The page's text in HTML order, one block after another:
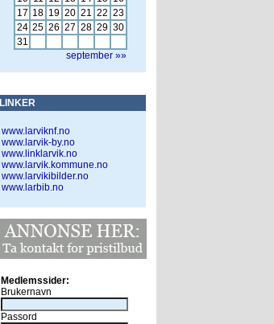
17 18 19 20 21 22 23
24 25 26 27 28 29 30
31
september »»
LINKER
www.larviknf.no
www.larvik-by.no
www.linklarvik.no
www.larvik.kommune.no
www.larvikibilder.no
www.larbib.no
Medlemssider:
Brukernavn
Passord